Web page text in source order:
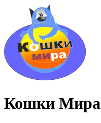
Кошки Мира